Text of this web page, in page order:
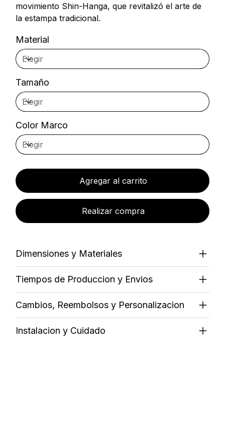
movimiento Shin-Hanga, que revitalizó el arte de
la estampa tradicional.
Material
Tamaño
Color Marco
Agregar al carrito
Realizar compra
Dimensiones y Materiales
Tiempos de Produccion y Envios
Cambios, Reembolsos y Personalizacion
Instalacion y Cuidado